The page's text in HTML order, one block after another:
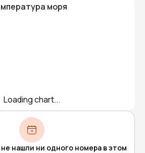
моря
Loading chart...
нашли ни одного номера в этом